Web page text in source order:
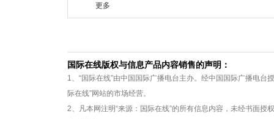
更多
国际在线版权与信息产品内容销售的声明：
1、“国际在线”由中国国际广播电台主办。经中国国际广播电台
际在线”网站的市场经营。
2、凡本网注明“来源：国际在线”的所有信息内容，未经书面